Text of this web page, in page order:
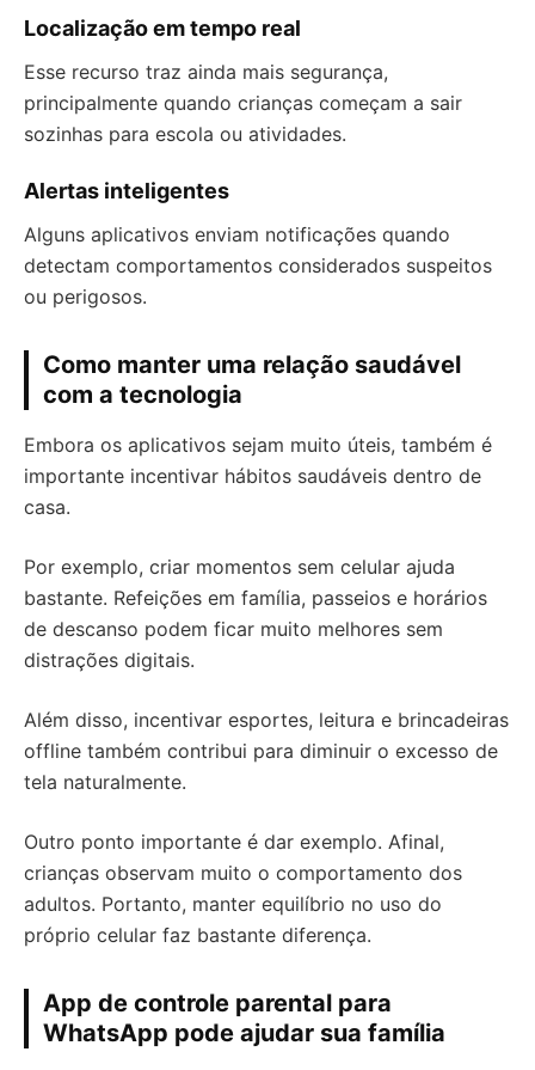
Localização em tempo real
Esse recurso traz ainda mais segurança,
principalmente quando crianças começam a sair
sozinhas para escola ou atividades.
Alertas inteligentes
Alguns aplicativos enviam notificações quando
detectam comportamentos considerados suspeitos
ou perigosos.
Como manter uma relação saudável
com a tecnologia
Embora os aplicativos sejam muito úteis, também é
importante incentivar hábitos saudáveis dentro de
casa.
Por exemplo, criar momentos sem celular ajuda
bastante. Refeições em família, passeios e horários
de descanso podem ficar muito melhores sem
distrações digitais.
Além disso, incentivar esportes, leitura e brincadeiras
offline também contribui para diminuir o excesso de
tela naturalmente.
Outro ponto importante é dar exemplo. Afinal,
crianças observam muito o comportamento dos
adultos. Portanto, manter equilíbrio no uso do
próprio celular faz bastante diferença.
App de controle parental para
WhatsApp pode ajudar sua família